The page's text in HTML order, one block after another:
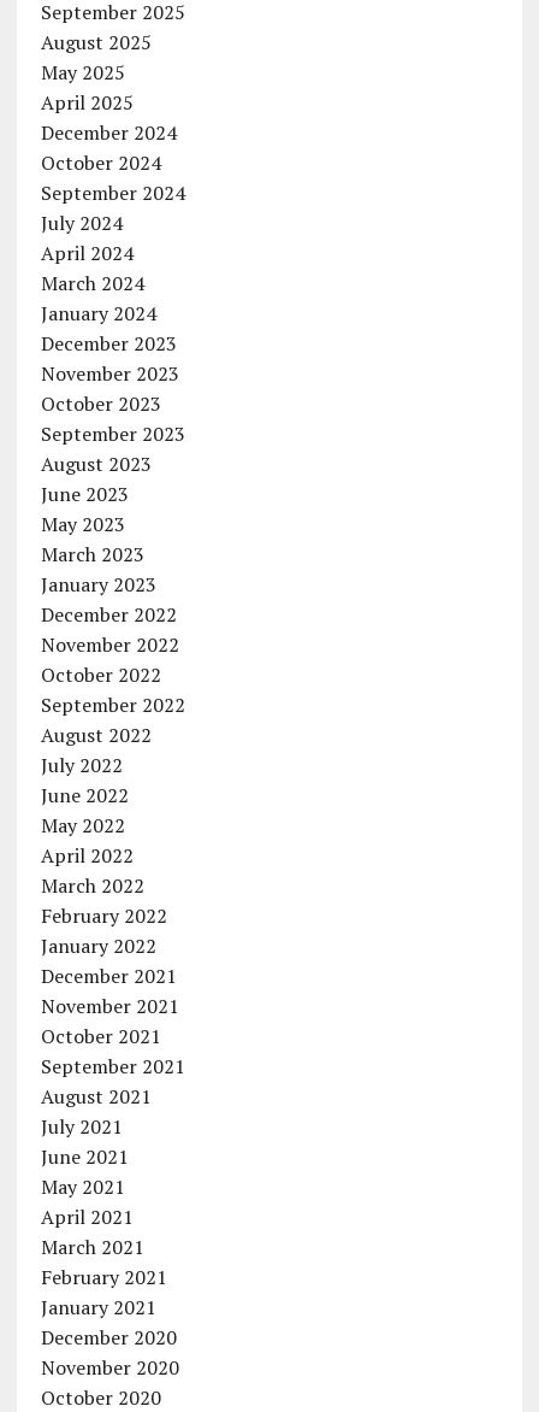
September 2025
August 2025
May 2025
April 2025
December 2024
October 2024
September 2024
July 2024
April 2024
March 2024
January 2024
December 2023
November 2023
October 2023
September 2023
August 2023
June 2023
May 2023
March 2023
January 2023
December 2022
November 2022
October 2022
September 2022
August 2022
July 2022
June 2022
May 2022
April 2022
March 2022
February 2022
January 2022
December 2021
November 2021
October 2021
September 2021
August 2021
July 2021
June 2021
May 2021
April 2021
March 2021
February 2021
January 2021
December 2020
November 2020
October 2020